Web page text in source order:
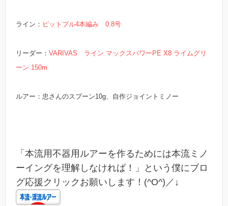
ライン： ピットブル4本編み 0.8号
リーダー： VARIVAS ライン マックスパワーPE X8 ライムグリ
ーン 150m
ルアー：忠さんのスプーン10g、自作ジョイントミノー
「本流用不器用ルアーを作るためには本流ミノ
ーイングを理解しなければ！」という僕にブロ
グ応援クリックお願いします！(^O^)／↓